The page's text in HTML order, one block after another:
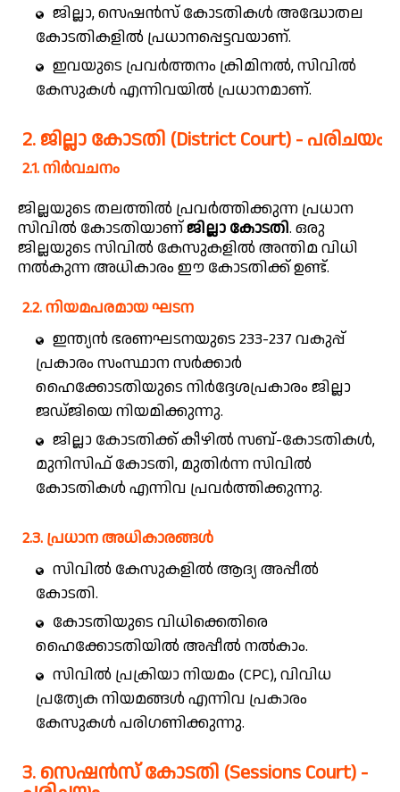
ജില്ലാ, സെഷൻസ് കോടതികൾ അദ്ധോതല
കോടതികളിൽ പ്രധാനപ്പെട്ടവയാണ്.
ഇവയുടെ പ്രവർത്തനം ക്രിമിനൽ, സിവിൽ
കേസുകൾ എന്നിവയിൽ പ്രധാനമാണ്.
2. ജില്ലാ കോടതി (District Court) - പരിചയം
2.1. നിർവചനം
ജില്ലയുടെ തലത്തിൽ പ്രവർത്തിക്കുന്ന പ്രധാന
സിവിൽ കോടതിയാണ്ജില്ലാ കോടതി. ഒരു
ജില്ലയുടെ സിവിൽ കേസുകളിൽ അന്തിമ വിധി
നൽകുന്ന അധികാരം ഈ കോടതിക്ക് ഉണ്ട്.
2.2. നിയമപരമായ ഘടന
ഇന്ത്യൻ ഭരണഘടനയുടെ 233-237 വകുപ്പ്
പ്രകാരം സംസ്ഥാന സർക്കാർ
ഹൈക്കോടതിയുടെ നിർദ്ദേശപ്രകാരം ജില്ലാ
ജഡ്ജിയെ നിയമിക്കുന്നു.
ജില്ലാ കോടതിക്ക് കീഴിൽ സബ്-കോടതികൾ,
മുനിസിഫ് കോടതി, മുതിർന്ന സിവിൽ
കോടതികൾ എന്നിവ പ്രവർത്തിക്കുന്നു.
2.3. പ്രധാന അധികാരങ്ങൾ
സിവിൽ കേസുകളിൽ ആദ്യ അപ്പീൽ
കോടതി.
കോടതിയുടെ വിധിക്കെതിരെ
ഹൈക്കോടതിയിൽ അപ്പീൽ നൽകാം.
സിവിൽ പ്രക്രിയാ നിയമം (CPC), വിവിധ
പ്രത്യേക നിയമങ്ങൾ എന്നിവ പ്രകാരം
കേസുകൾ പരിഗണിക്കുന്നു.
3. സെഷൻസ് കോടതി (Sessions Court) -